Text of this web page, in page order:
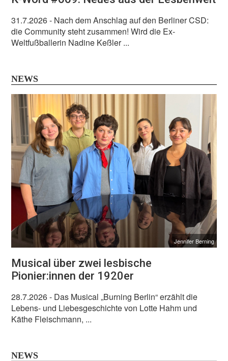
31.7.2026- Nach dem Anschlag auf den Berliner CSD:
die Community steht zusammen! Wird die Ex-
Weltfußballerin Nadine Keßler ...
NEWS
Jennifer Berning
Musical über zwei lesbische
Pionier:innen der 1920er
28.7.2026- Das Musical „Burning Berlin“ erzählt die
Lebens- und Liebesgeschichte von Lotte Hahm und
Käthe Fleischmann, ...
NEWS